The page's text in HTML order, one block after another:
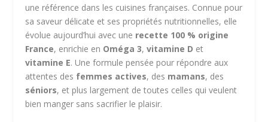
une référence dans les cuisines françaises. Connue pour
sa saveur délicate et ses propriétés nutritionnelles, elle
évolue aujourd’hui avec une recette 100 % origine
France, enrichie en Oméga 3,vitamine D et
vitamine E. Une formule pensée pour répondre aux
attentes des femmes actives, des mamans, des
séniors, et plus largement de toutes celles qui veulent
bien manger sans sacrifier le plaisir.